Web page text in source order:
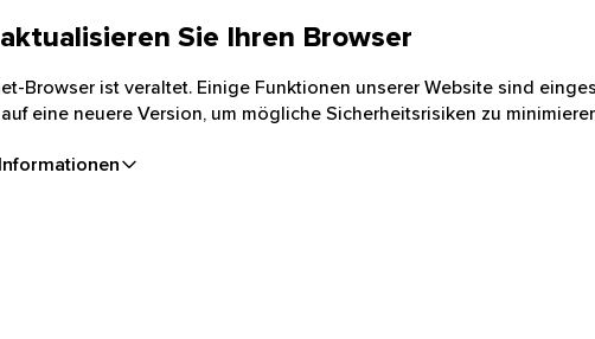
Sie Ihren Browser
Browser ist veraltet. Einige Funktionen unserer Website sind
eine neuere Version, um mögliche Sicherheitsrisiken zu